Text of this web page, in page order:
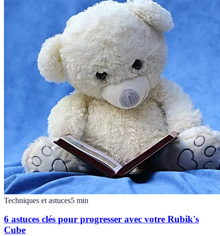
Techniques et astuces5 min
6 astuces clés pour progresser avec votre Rubik's
Cube